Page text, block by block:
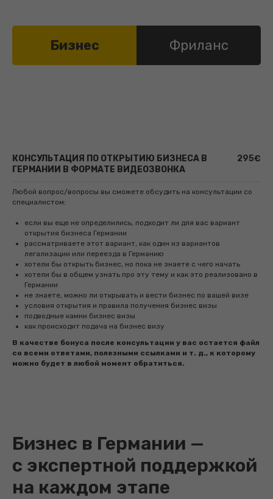
Бизнес Фриланс
КОНСУЛЬТАЦИЯ ПО ОТКРЫТИЮ БИЗНЕСА В
ГЕРМАНИИ В ФОРМАТЕ ВИДЕОЗВОНКА
295€
Любой вопрос/вопросы вы сможете обсудить на консультации со
специалистом:
если вы еще не определились, подходит ли для вас вариант
открытия бизнеса Германии
рассматриваете этот вариант, как один из вариантов
легализации или переезда в Германию
хотели бы открыть бизнес, но пока не знаете с чего начать
хотели бы в общем узнать про эту тему и как это реализовано в
Германии
не знаете, можно ли открывать и вести бизнес по вашей визе
условия открытия и правила получения бизнес визы
подводные камни бизнес визы
как происходит подача на бизнес визу
В качестве бонуса после консультации у вас остается файл
со всеми ответами, полезными ссылками и т. д., к которому
можно будет в любой момент обратиться.
Бизнес в Германии —
с экспертной поддержкой
на каждом этапе